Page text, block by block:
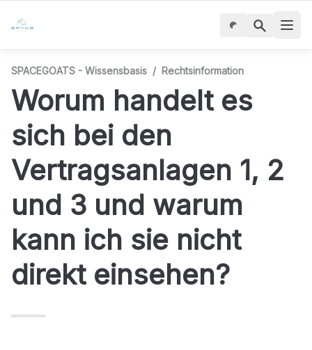
SPACEGOATS - Wissensbasis / Rechtsinformation
Worum handelt es
sich bei den
Vertragsanlagen 1, 2
und 3 und warum
kann ich sie nicht
direkt einsehen?